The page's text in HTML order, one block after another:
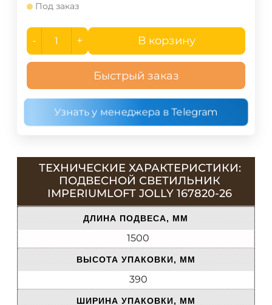
Под заказ
- + В корзину
Быстрый заказ
Узнать у менеджера в Telegram
ТЕХНИЧЕСКИЕ ХАРАКТЕРИСТИКИ:
ПОДВЕСНОЙ СВЕТИЛЬНИК
IMPERIUMLOFT JOLLY 167820-26
ДЛИНА ПОДВЕСА, ММ
1500
ВЫСОТА УПАКОВКИ, ММ
390
ШИРИНА УПАКОВКИ, ММ